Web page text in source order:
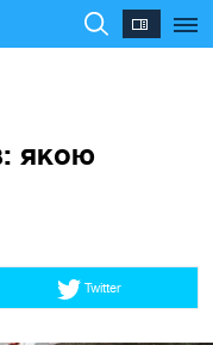
якою
Twitter